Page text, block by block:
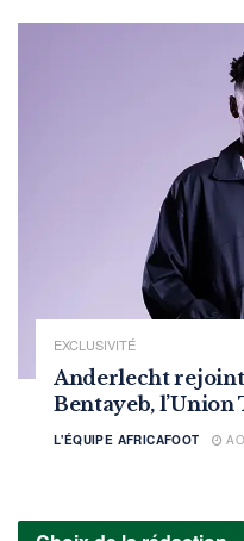
EXCLUSIVITÉ
Anderlecht
Bentayeb,
L'ÉQUIPE AFRICAFOOT